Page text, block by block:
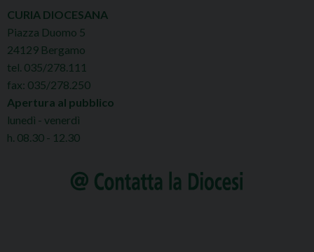
CURIA DIOCESANA
Piazza Duomo 5
24129 Bergamo
tel. 035/278.111
fax: 035/278.250
Apertura al pubblico
lunedì - venerdì
h. 08.30 - 12.30